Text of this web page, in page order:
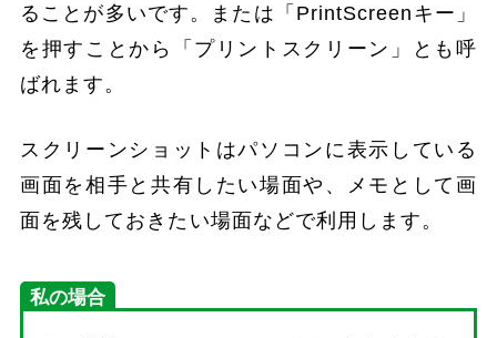
ることが多いです。または「PrintScreenキー」
を押すことから「プリントスクリーン」とも呼
ばれます。
スクリーンショットはパソコンに表示している
画面を相手と共有したい場面や、メモとして画
面を残しておきたい場面などで利用します。
私の場合